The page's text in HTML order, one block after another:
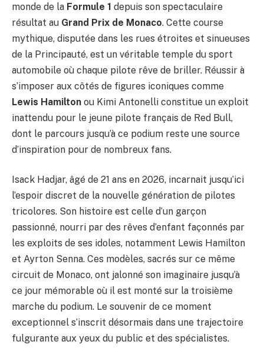
monde de la Formule 1 depuis son spectaculaire
résultat au Grand Prix de Monaco. Cette course
mythique, disputée dans les rues étroites et sinueuses
de la Principauté, est un véritable temple du sport
automobile où chaque pilote rêve de briller. Réussir à
s’imposer aux côtés de figures iconiques comme
Lewis Hamilton ou Kimi Antonelli constitue un exploit
inattendu pour le jeune pilote français de Red Bull,
dont le parcours jusqu’à ce podium reste une source
d’inspiration pour de nombreux fans.
Isack Hadjar, âgé de 21 ans en 2026, incarnait jusqu’ici
l’espoir discret de la nouvelle génération de pilotes
tricolores. Son histoire est celle d’un garçon
passionné, nourri par des rêves d’enfant façonnés par
les exploits de ses idoles, notamment Lewis Hamilton
et Ayrton Senna. Ces modèles, sacrés sur ce même
circuit de Monaco, ont jalonné son imaginaire jusqu’à
ce jour mémorable où il est monté sur la troisième
marche du podium. Le souvenir de ce moment
exceptionnel s’inscrit désormais dans une trajectoire
fulgurante aux yeux du public et des spécialistes.